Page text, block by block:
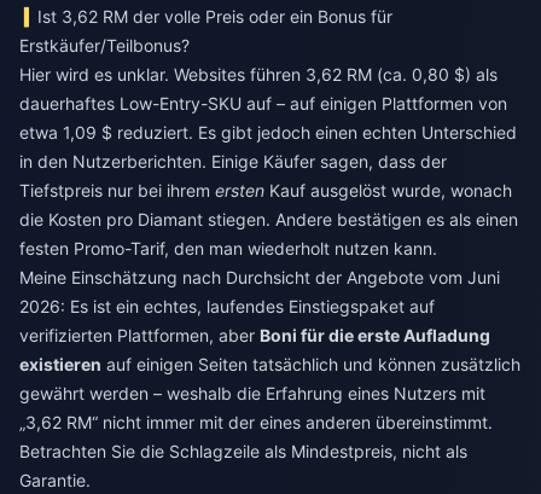
Ist 3,62 RM der volle Preis oder ein Bonus für
Erstkäufer/Teilbonus?
Hier wird es unklar. Websites führen 3,62 RM (ca. 0,80 $) als
dauerhaftes Low-Entry-SKU auf – auf einigen Plattformen von
etwa 1,09 $ reduziert. Es gibt jedoch einen echten Unterschied
in den Nutzerberichten. Einige Käufer sagen, dass der
Tiefstpreis nur bei ihrem ersten Kauf ausgelöst wurde, wonach
die Kosten pro Diamant stiegen. Andere bestätigen es als einen
festen Promo-Tarif, den man wiederholt nutzen kann.
Meine Einschätzung nach Durchsicht der Angebote vom Juni
2026: Es ist ein echtes, laufendes Einstiegspaket auf
verifizierten Plattformen, aber Boni für die erste Aufladung
existieren auf einigen Seiten tatsächlich und können zusätzlich
gewährt werden – weshalb die Erfahrung eines Nutzers mit
„3,62 RM“ nicht immer mit der eines anderen übereinstimmt.
Betrachten Sie die Schlagzeile als Mindestpreis, nicht als
Garantie.